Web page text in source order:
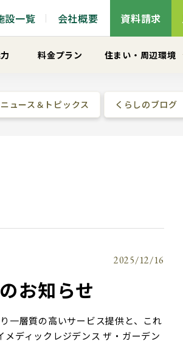
設一覧 会社概要 資料請求
料金プラン 住まい ・ 周辺環境
ニュース＆トピックス くらしのブログ
2025/12/16
お知らせ
一層質の高いサービス提供と、これ
ディックレジデンス ザ・ガーデン